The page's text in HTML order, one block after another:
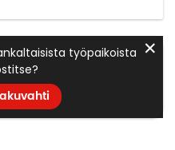
työpaikoista ✕